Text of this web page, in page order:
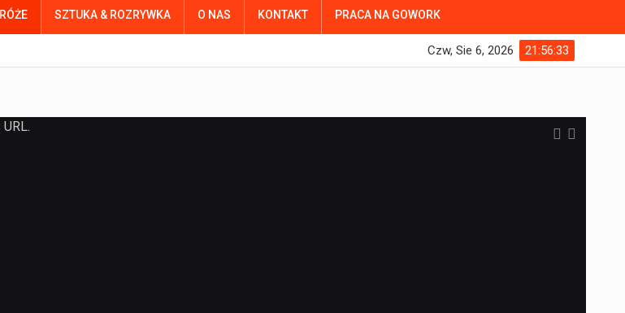
SZTUKA & ROZRYWKA O NAS KONTAKT PRACA NA GOWORK
21:56:34
Czw, Sie 6, 2026